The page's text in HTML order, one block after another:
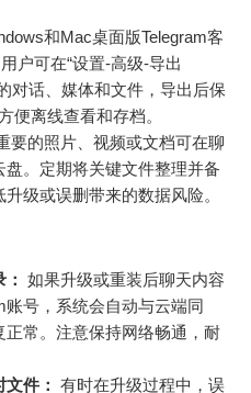
和Mac桌面版Telegram客
户可在“设置-高级-导出
对话、媒体和文件，导出后保
便离线查看和存档。
要的照片、视频或文档可在聊
。定期将关键文件整理并备
级或误删带来的数据风险。
如果升级或重装后聊天内容
账号，系统会自动与云端同
常。注意保持网络畅通，耐
件： 有时在升级过程中，误